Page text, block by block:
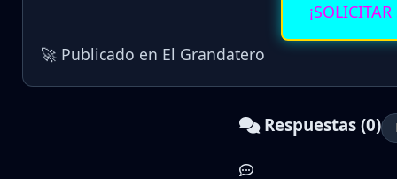
🚀 Publicado en El Grandatero
Respuestas (0)